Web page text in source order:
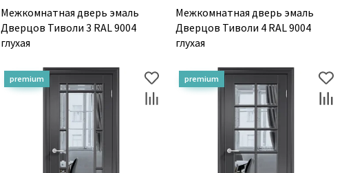
Межкомнатная дверь эмаль
Дверцов Тиволи 3 RAL 9004
глухая
Межкомнатная дверь эмаль
Дверцов Тиволи 4 RAL 9004
глухая